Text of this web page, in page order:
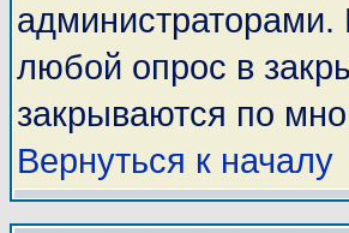
любой опрос в
закрываются по
Вернуться к началу